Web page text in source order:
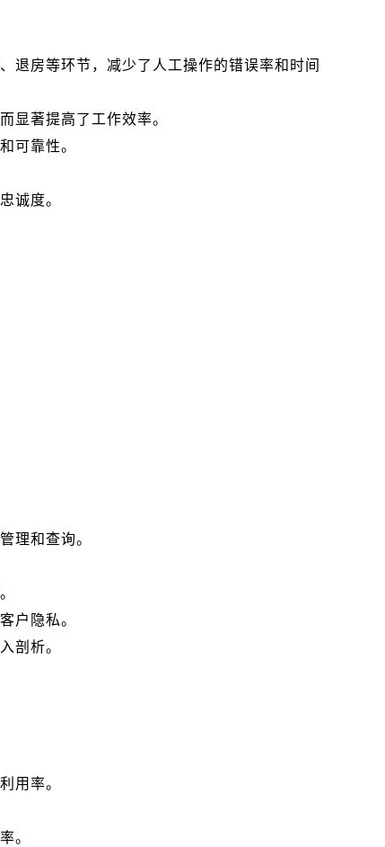
退房等环节，减少了人工操作的错误率和时间
显著提高了工作效率。
可靠性。
诚度。
理和查询。
户隐私。
剖析。
用率。
。